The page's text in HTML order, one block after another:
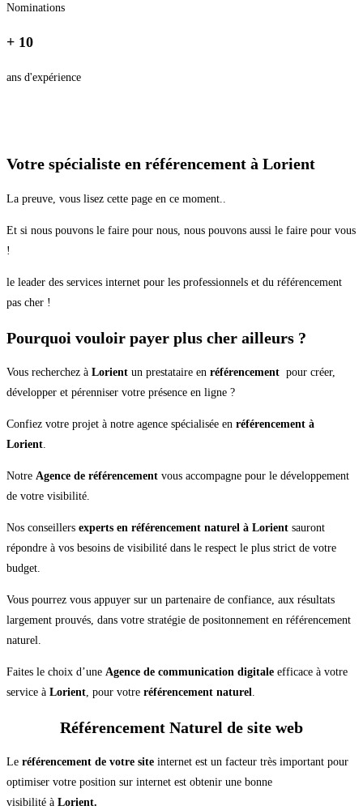
Nominations
+ 10
ans d'expérience
Votre spécialiste en référencement à Lorient
La preuve, vous lisez cette page en ce moment..
Et si nous pouvons le faire pour nous, nous pouvons aussi le faire pour vous
!
le leader des services internet pour les professionnels et du référencement
pas cher !
Pourquoi vouloir payer plus cher ailleurs ?
Vous recherchez à Lorient un prestataire en référencement pour créer,
développer et pérenniser votre présence en ligne ?
Confiez votre projet à notre agence spécialisée en référencement à
Lorient.
Notre Agence de référencement vous accompagne pour le développement
de votre visibilité.
Nos conseillers experts en référencement naturel à Lorient sauront
répondre à vos besoins de visibilité dans le respect le plus strict de votre
budget.
Vous pourrez vous appuyer sur un partenaire de confiance, aux résultats
largement prouvés, dans votre stratégie de positonnement en référencement
naturel.
Faites le choix d’une Agence de communication digitale efficace à votre
service à Lorient, pour votre référencement naturel.
Référencement Naturel de site web
Le référencement de votre site internet est un facteur très important pour
optimiser votre position sur internet est obtenir une bonne
visibilité à Lorient.